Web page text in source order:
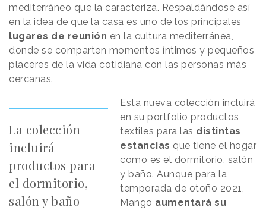
mediterráneo que la caracteriza. Respaldándose así
en la idea de que la casa es uno de los principales
lugares de reunión en la cultura mediterránea,
donde se comparten momentos íntimos y pequeños
placeres de la vida cotidiana con las personas más
cercanas.
La colección
incluirá
productos para
el dormitorio,
salón y baño
Esta nueva colección incluirá
en su portfolio productos
textiles para las distintas
estancias que tiene el hogar
como es el dormitorio, salón
y baño. Aunque para la
temporada de otoño 2021,
Mango aumentará su